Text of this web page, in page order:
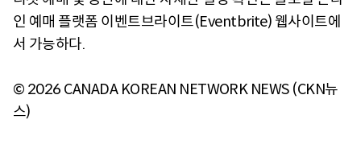
인 예매 플랫폼 이벤트브라이트(Eventbrite) 웹사이트에
서 가능하다.
© 2026 CANADA KOREAN NETWORK NEWS (CKN뉴
스)